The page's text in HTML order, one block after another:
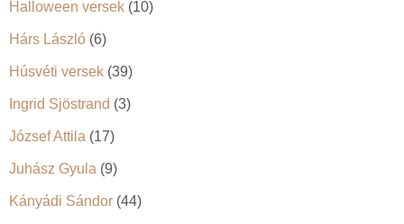
Halloween versek (10)
Hárs László (6)
Húsvéti versek (39)
Ingrid Sjöstrand (3)
József Attila (17)
Juhász Gyula (9)
Kányádi Sándor (44)